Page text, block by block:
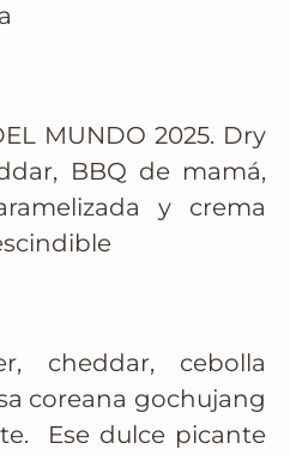
MUNDO 2025. Dry
BBQ de mamá,
y crema
cheddar, cebolla
coreana gochujang
Ese dulce picante